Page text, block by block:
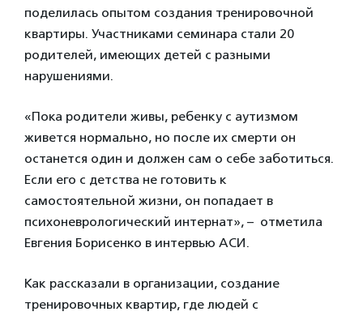
поделилась опытом создания тренировочной
квартиры. Участниками семинара стали 20
родителей, имеющих детей с разными
нарушениями.
«Пока родители живы, ребенку с аутизмом
живется нормально, но после их смерти он
останется один и должен сам о себе заботиться.
Если его с детства не готовить к
самостоятельной жизни, он попадает в
психоневрологический интернат», – отметила
Евгения Борисенко в интервью АСИ.
Как рассказали в организации, создание
тренировочных квартир, где людей с